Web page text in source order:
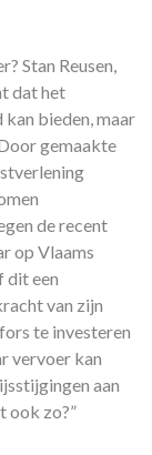
Stan Reusen,
dat het
bieden, maar
gemaakte
de recent
op Vlaams
dit een
van zijn
te investeren
vervoer kan
aan
ook zo?”